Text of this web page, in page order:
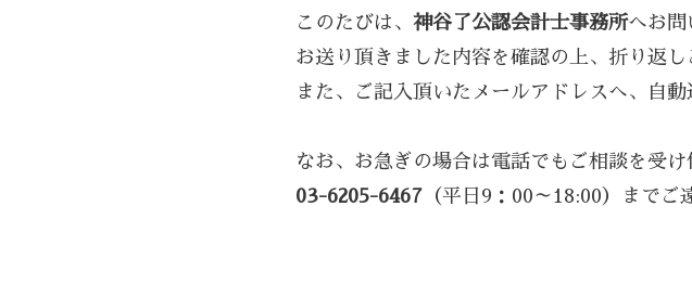
このたびは、 神谷了公認会計士事務所へお問
お送り頂きました内容を確認の上、折り返し
また、ご記入頂いたメールアドレスへ、自
なお、お急ぎの場合は電話でもご相談を受け
03-6205-6467 （平日9：00～18:00）までご